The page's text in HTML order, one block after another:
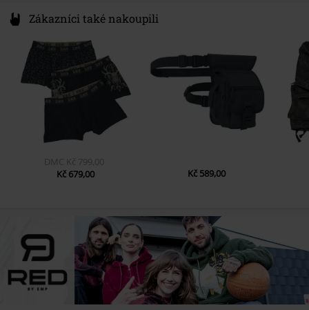
Zákazníci také nakoupili
DMC Kč 799,00
Kč 679,00
Kč 589,00